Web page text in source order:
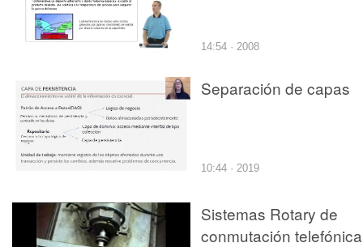
14:54 · 2008
Separación de capas
10:44 · 2019
Sistemas Rotary de
conmutación telefónica